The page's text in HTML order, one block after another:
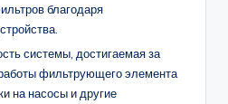
благодаря
системы, достигаемая за
фильтрующего элемента
на насосы и другие